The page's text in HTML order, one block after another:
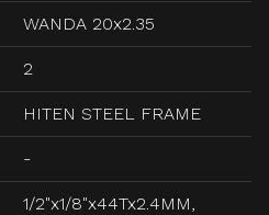
WANDA 20x2.35
2
HITEN STEEL FRAME
-
1/2"x1/8"x44Tx2.4MM,